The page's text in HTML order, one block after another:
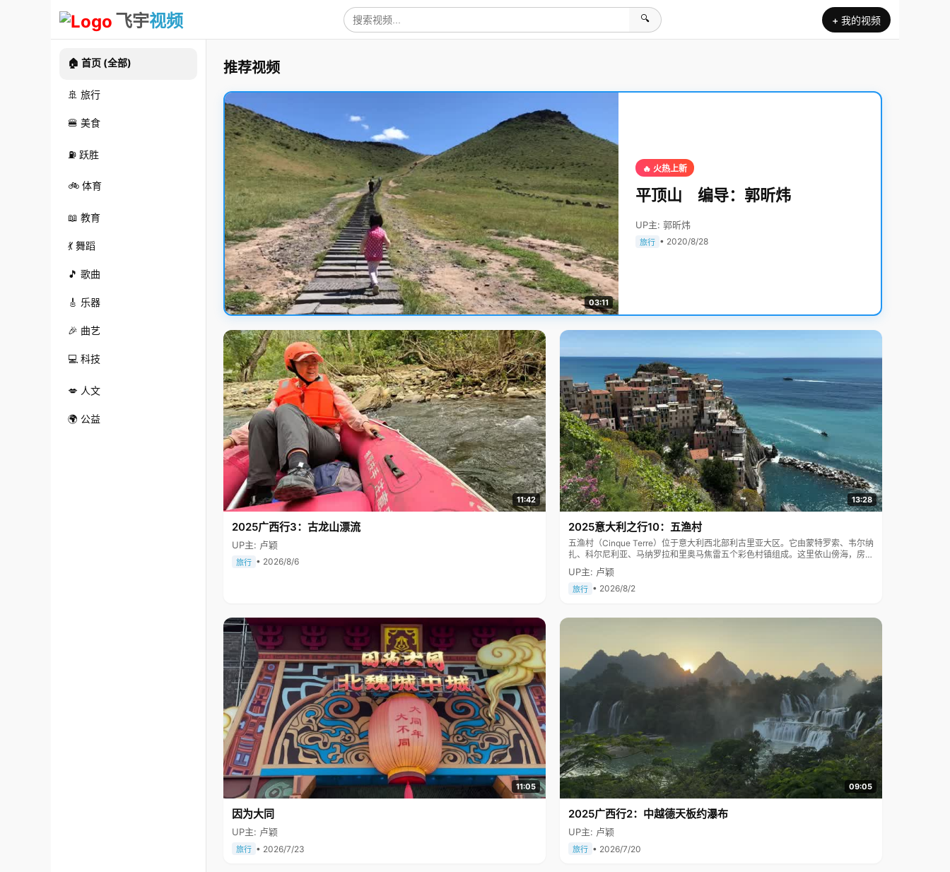
飞宇视频 🔍 + 我的视频
🏠 首页 (全部)
🚢 旅行
🍔 美食
⛽ 跃胜
🚲 体育
📖 教育
💃 舞蹈
🎵 歌曲
🎸 乐器
🎉 曲艺
💻 科技
💋 人文
🌍 公益
推荐视频
03:11
🔥 火热上新
平顶山 编导：郭昕炜
UP主: 郭昕炜
旅行 • 2020/8/28
11:42
2025广西行3：古龙山漂流
UP主: 卢颖
旅行 • 2026/8/6
13:28
2025意大利之行10：五渔村
五渔村（Cinque Terre）位于意大利西北部利古里亚大区。它由蒙特罗索、韦尔纳
扎、科尔尼利亚、马纳罗拉和里奥马焦雷五个彩色村镇组成。这里依山傍海，房屋
色彩斑斓，1997年被列为世界文化遗产。
UP主: 卢颖
旅行 • 2026/8/2
11:05
因为大同
UP主: 卢颖
旅行 • 2026/7/23
09:05
2025广西行2：中越德天板约瀑布
UP主: 卢颖
旅行 • 2026/7/20